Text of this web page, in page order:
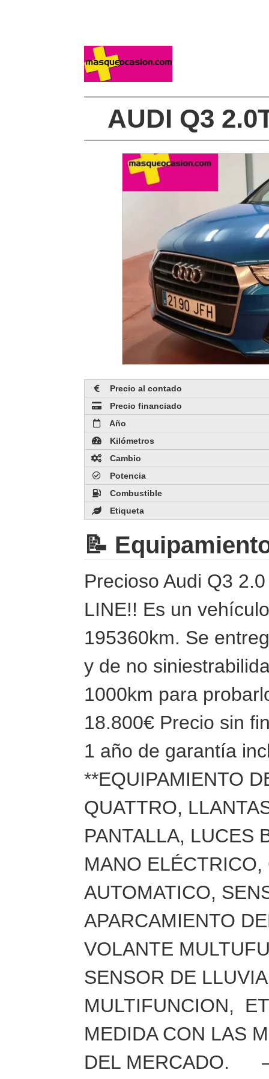
AUDI Q3
Precio al contado
Precio financiado
Año
Kilómetros
Cambio
Potencia
Combustible
Etiqueta
📝
Precioso Audi Q3
LINE!! Es un
195360km. Se
y de no
1000km para
18.800€ Precio sin
1 año de garantía
**EQUIPAMIENTO
QUATTRO,
PANTALLA, LUCES
MANO
AUTOMATICO,
APARCAMIENTO
VOLANTE
SENSOR DE
MULTIFUNCION,
MEDIDA CON LAS
DEL MERCADO. –